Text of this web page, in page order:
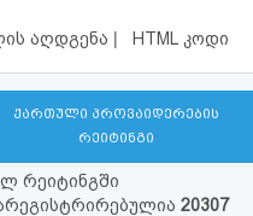
აღდგენა | HTML კოდი
ქართული პროვაიდერების
რეიტინგი
რეიტინგში
20307